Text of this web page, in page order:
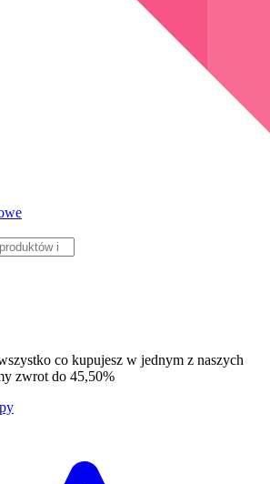
co kupujesz w jednym z naszych
zwrot do 45,50%